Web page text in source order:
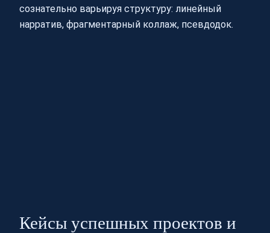
сознательно варьируя структуру: линейный
нарратив, фрагментарный коллаж, псевдодок.
Кейсы успешных проектов и